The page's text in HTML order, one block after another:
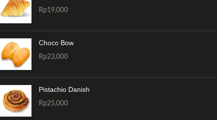
Rp19,000
Choco Bow
Rp23,000
Pistachio Danish
Rp25,000